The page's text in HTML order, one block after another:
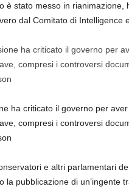
è stato messo in rianimazione,
dal Comitato di Intelligence
ha criticato il governo per
compresi i controversi
e altri parlamentari
la pubblicazione di un’ingente